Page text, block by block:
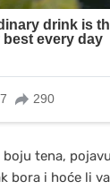
boju tena,
bora i hoće li